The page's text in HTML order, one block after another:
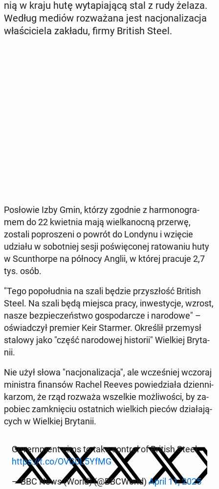
nią w kraju hutę wy­ta­pia­ją­cą stal z rudy żelaza.
Według mediów roz­wa­ża­na jest na­cjo­na­li­za­cja
wła­ści­cie­la zakładu, firmy British Steel.
Po­sło­wie Izby Gmin, którzy zgodnie z har­mo­no­gra­
mem do 22 kwiet­nia mają wiel­ka­noc­ną przerwę,
zostali po­pro­sze­ni o powrót do Londynu i wzięcie
udziału w so­bot­niej sesji po­świę­co­nej ra­to­wa­niu huty
w Scun­thor­pe na północy Anglii, w której pracuje 2,7
tys. osób.
"Tego po­po­łu­dnia na szali będzie przy­szłość British
Steel. Na szali będą miejsca pracy, in­we­sty­cje, wzrost,
nasze bez­pie­czeń­stwo go­spo­dar­cze i na­ro­do­we" –
oświad­czył premier Keir Starmer. Okre­ślił prze­mysł
stalowy jako "część na­ro­do­wej hi­sto­rii" Wiel­kiej Bry­ta­
nii.
Nie użył słowa "na­cjo­na­li­za­cja", ale wcze­śniej wczoraj
mi­ni­stra fi­nan­sów Rachel Reeves po­wie­dzia­ła dzien­ni­
ka­rzom, że rząd rozważa wszel­kie moż­li­wo­ści, by za­
po­biec za­mknię­ciu ostat­nich wiel­kich pieców dzia­ła­ją­
cych w Wiel­kiej Bry­ta­nii.
Go­vern­ment aims to take control of British Steel
https://t.co/OVG0L5YfMG
— BBC News (World) (@BBCWorld)April 11, 2025